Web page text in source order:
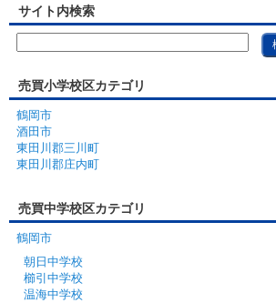
サイト内検索
売買小学校区カテゴリ
鶴岡市
酒田市
東田川郡三川町
東田川郡庄内町
売買中学校区カテゴリ
鶴岡市
朝日中学校
櫛引中学校
温海中学校